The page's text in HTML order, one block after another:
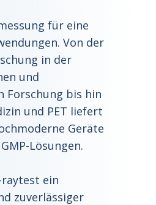
für eine
Von der
in der
und
Forschung bis hin
und PET liefert
Geräte
Lösungen.
raytest ein
zuverlässiger